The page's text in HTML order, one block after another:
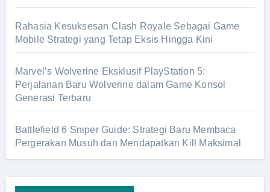
Rahasia Kesuksesan Clash Royale Sebagai Game
Mobile Strategi yang Tetap Eksis Hingga Kini
Marvel’s Wolverine Eksklusif PlayStation 5:
Perjalanan Baru Wolverine dalam Game Konsol
Generasi Terbaru
Battlefield 6 Sniper Guide: Strategi Baru Membaca
Pergerakan Musuh dan Mendapatkan Kill Maksimal